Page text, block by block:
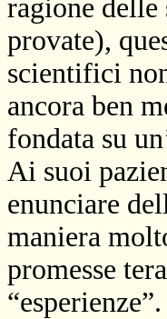
ragione delle
provate),
scientifici
ancora ben
fondata su
Ai suoi
enunciare
maniera
promesse